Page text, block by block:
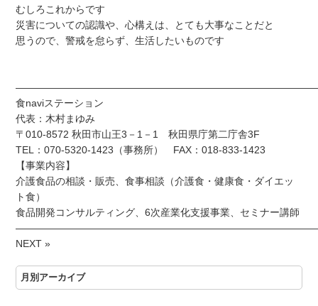
むしろこれからです
災害についての認識や、心構えは、とても大事なことだと
思うので、警戒を怠らず、生活したいものです
食naviステーション
代表：木村まゆみ
〒010-8572 秋田市山王3－1－1 秋田県庁第二庁舎3F
TEL：070-5320-1423（事務所） FAX：018-833-1423
【事業内容】
介護食品の相談・販売、食事相談（介護食・健康食・ダイエッ
ト食）
食品開発コンサルティング、6次産業化支援事業、セミナー講師
NEXT »
月別アーカイブ